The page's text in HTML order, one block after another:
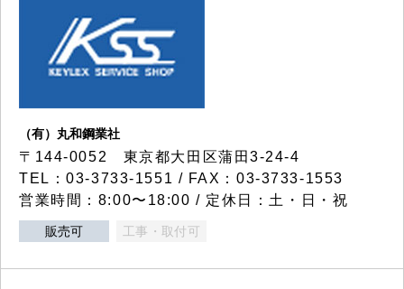
（有）丸和鋼業社
〒144-0052 東京都大田区蒲田3-24-4
TEL：03-3733-1551 / FAX：03-3733-1553
営業時間：8:00〜18:00 / 定休日：土・日・祝
販売可 工事・取付可